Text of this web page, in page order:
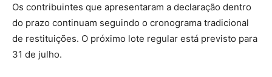
Os contribuintes que apresentaram a declaração dentro
do prazo continuam seguindo o cronograma tradicional
de restituições. O próximo lote regular está previsto para
31 de julho.